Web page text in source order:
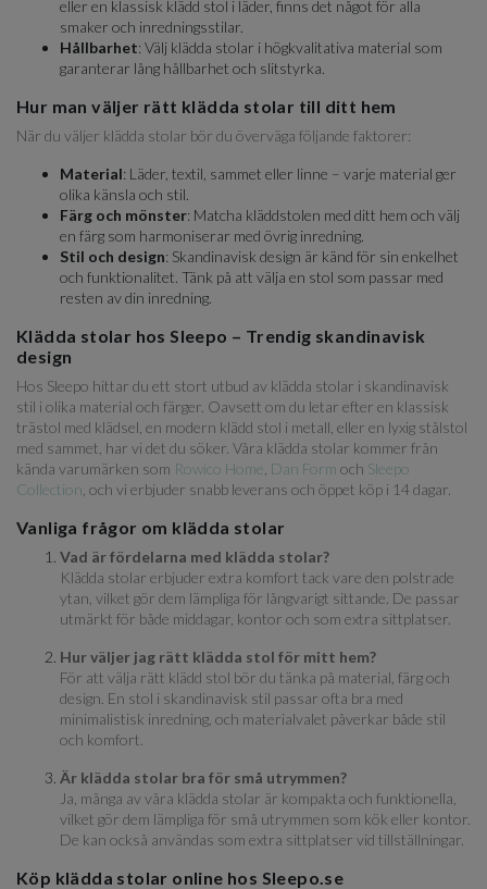
eller en klassisk klädd stol i läder, finns det något för alla
smaker och inredningsstilar.
Hållbarhet: Välj klädda stolar i högkvalitativa material som
garanterar lång hållbarhet och slitstyrka.
Hur man väljer rätt klädda stolar till ditt hem
När du väljer klädda stolar bör du överväga följande faktorer:
Material: Läder, textil, sammet eller linne – varje material ger
olika känsla och stil.
Färg och mönster: Matcha kläddstolen med ditt hem och välj
en färg som harmoniserar med övrig inredning.
Stil och design: Skandinavisk design är känd för sin enkelhet
och funktionalitet. Tänk på att välja en stol som passar med
resten av din inredning.
Klädda stolar hos Sleepo – Trendig skandinavisk
design
Hos Sleepo hittar du ett stort utbud av klädda stolar i skandinavisk
stil i olika material och färger. Oavsett om du letar efter en klassisk
trästol med klädsel, en modern klädd stol i metall, eller en lyxig stålstol
med sammet, har vi det du söker. Våra klädda stolar kommer från
kända varumärken som Rowico Home Dan Form och Sleepo
Collection , och vi erbjuder snabb leverans och öppet köp i 14 dagar.
Vanliga frågor om klädda stolar
Vad är fördelarna med klädda stolar?
Klädda stolar erbjuder extra komfort tack vare den polstrade
ytan, vilket gör dem lämpliga för långvarigt sittande. De passar
utmärkt för både middagar, kontor och som extra sittplatser.
Hur väljer jag rätt klädda stol för mitt hem?
För att välja rätt klädd stol bör du tänka på material, färg och
design. En stol i skandinavisk stil passar ofta bra med
minimalistisk inredning, och materialvalet påverkar både stil
och komfort.
Är klädda stolar bra för små utrymmen?
Ja, många av våra klädda stolar är kompakta och funktionella,
vilket gör dem lämpliga för små utrymmen som kök eller kontor.
De kan också användas som extra sittplatser vid tillställningar.
Köp klädda stolar online hos Sleepo.se